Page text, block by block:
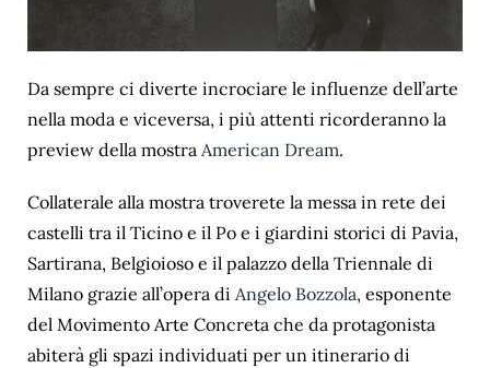
Da sempre ci diverte incrociare le influenze dell’arte
nella moda e viceversa, i più attenti ricorderanno la
preview della mostra American Dream.
Collaterale alla mostra troverete la messa in rete dei
castelli tra il Ticino e il Po e i giardini storici di Pavia,
Sartirana, Belgioioso e il palazzo della Triennale di
Milano grazie all’opera di Angelo Bozzola, esponente
del Movimento Arte Concreta che da protagonista
abiterà gli spazi individuati per un itinerario di